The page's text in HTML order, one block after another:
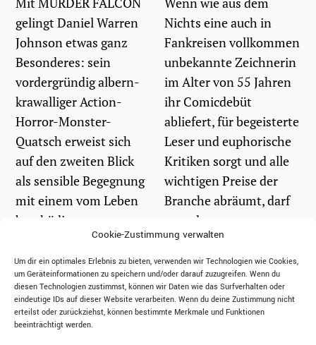
Cookie-Zustimmung verwalten
Um dir ein optimales Erlebnis zu bieten, verwenden wir Technologien wie Cookies,
um Geräteinformationen zu speichern und/oder darauf zuzugreifen. Wenn du
diesen Technologien zustimmst, können wir Daten wie das Surfverhalten oder
eindeutige IDs auf dieser Website verarbeiten. Wenn du deine Zustimmung nicht
erteilst oder zurückziehst, können bestimmte Merkmale und Funktionen
beeinträchtigt werden.
gelingt Daniel Warren
Johnson etwas ganz
Besonderes: sein
vordergründig albern-
krawalliger Action-
Horror-Monster-
Quatsch erweist sich
auf den zweiten Blick
als sensible Begegnung
mit einem vom Leben
beschädigten
Charakter, als...
weiterlesen
Nichts eine auch in
Fankreisen vollkommen
unbekannte Zeichnerin
im Alter von 55 Jahren
ihr Comicdebüt
abliefert, für begeisterte
Leser und euphorische
Kritiken sorgt und alle
wichtigen Preise der
Branche abräumt, darf
man das...
weiterlesen